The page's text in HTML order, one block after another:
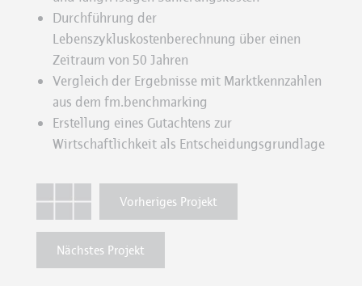
Durchführung der
Lebenszykluskostenberechnung über einen
Zeitraum von 50 Jahren
Vergleich der Ergebnisse mit Marktkennzahlen
aus dem fm.benchmarking
Erstellung eines Gutachtens zur
Wirtschaftlichkeit als Entscheidungsgrundlage
Vorheriges Projekt
Nächstes Projekt